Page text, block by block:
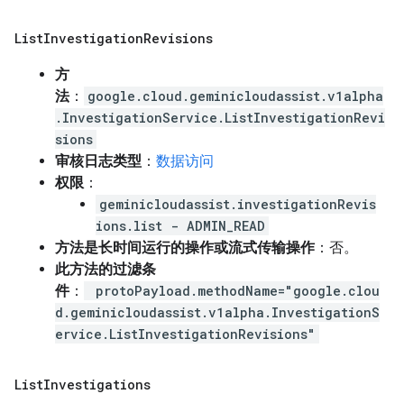
ListInvestigationRevisions
方
法：
google.cloud.geminicloudassist.v1alpha
.InvestigationService.ListInvestigationRevi
sions
审核日志类型 ： 数据访问
权限 ：
geminicloudassist.investigationRevis
ions.list - ADMIN_READ
方法是长时间运行的操作或流式传输操作：否。
此方法的过滤条
件：
protoPayload.methodName="google.clou
d.geminicloudassist.v1alpha.InvestigationS
ervice.ListInvestigationRevisions"
ListInvestigations